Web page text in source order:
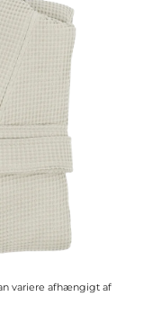
variere afhængigt af